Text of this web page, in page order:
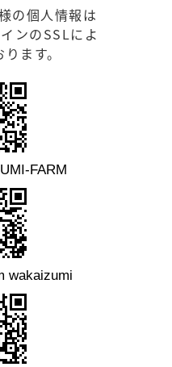
の個人情報は
ンのSSLによ
ます。
FARM
wakaizumi